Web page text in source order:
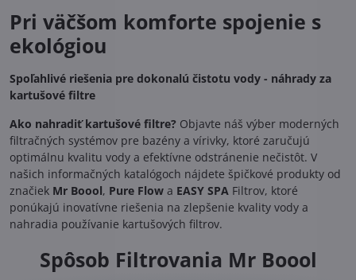
Pri väčšom komforte spojenie s
ekológiou
Spoľahlivé riešenia pre dokonalú čistotu vody - náhrady za
kartušové filtre
Ako nahradiť kartušové filtre? Objavte náš výber moderných
filtračných systémov pre bazény a vírivky, ktoré zaručujú
optimálnu kvalitu vody a efektívne odstránenie nečistôt. V
našich informačných katalógoch nájdete špičkové produkty od
značiek Mr Boool, Pure Flow a EASY SPA Filtrov, ktoré
ponúkajú inovatívne riešenia na zlepšenie kvality vody a
nahradia používanie kartušových filtrov.
Spôsob Filtrovania Mr Boool